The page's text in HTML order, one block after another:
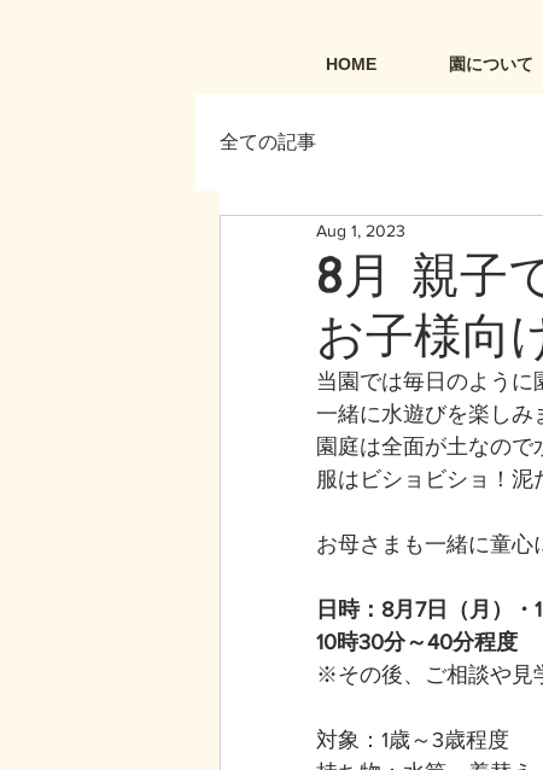
HOME 園について
全ての記事
8月 親子
お子様向
Aug 1, 2023
当園では毎日のように
一緒に水遊びを楽しみ
園庭は全面が土なので
服はビショビショ！泥
お母さまも一緒に童心
日時：8月7日（月）・
10時30分～40分程度
※その後、ご相談や見
対象：1歳～3歳程度